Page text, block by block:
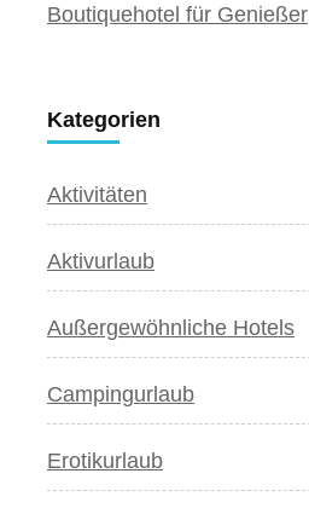
Boutiquehotel für Genießer
Kategorien
Aktivitäten
Aktivurlaub
Außergewöhnliche Hotels
Campingurlaub
Erotikurlaub